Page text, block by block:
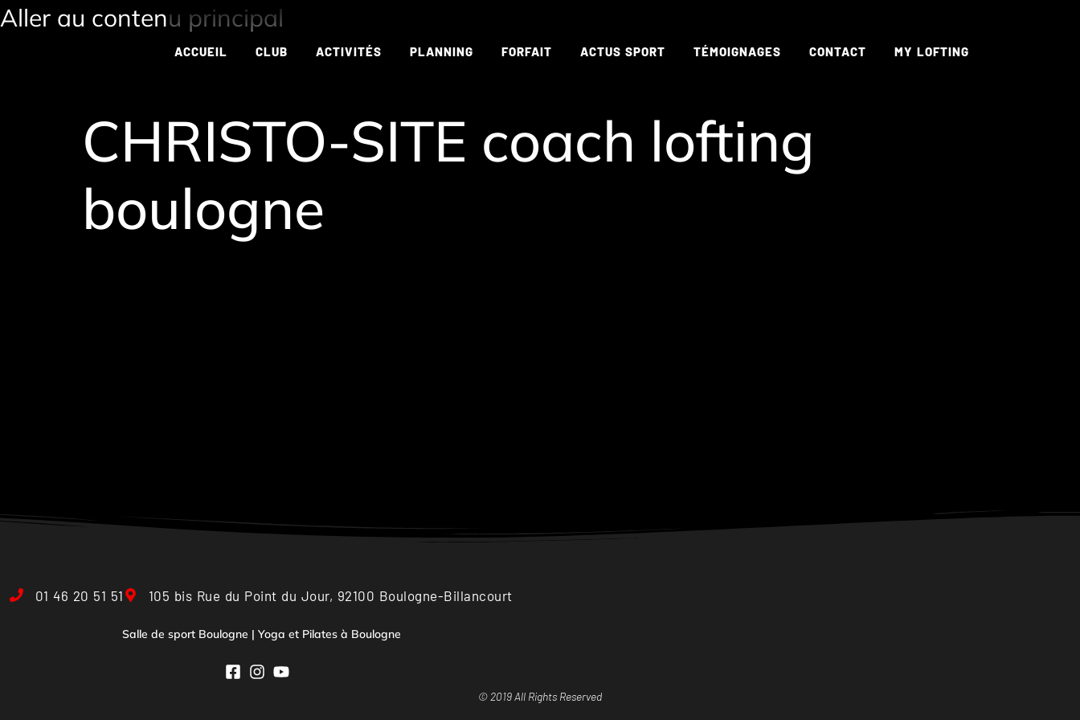
Aller au contenu principal
ACCUEIL CLUB ACTIVITÉS PLANNING FORFAIT ACTUS SPORT TÉMOIGNAGES CONTACT MY LOFTING
CHRISTO-SITE coach lofting
boulogne
01 46 20 51 51 105 bis Rue du Point du Jour, 92100 Boulogne-Billancourt
Salle de sport Boulogne | Yoga et Pilates à Boulogne
© 2019 All Rights Reserved